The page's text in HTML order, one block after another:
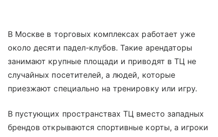
В Москве в торговых комплексах работает уже
около десяти падел-клубов. Такие арендаторы
занимают крупные площади и приводят в ТЦ не
случайных посетителей, а людей, которые
приезжают специально на тренировку или игру.
В пустующих пространствах ТЦ вместо западных
брендов открываются спортивные корты, а игроки